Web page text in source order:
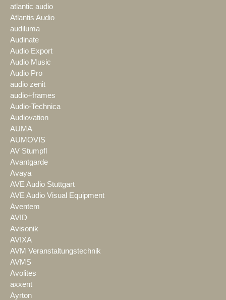
atlantic audio
Atlantis Audio
audiluma
Audinate
Audio Export
Audio Music
Audio Pro
audio zenit
audio+frames
Audio-Technica
Audiovation
AUMA
AUMOVIS
AV Stumpfl
Avantgarde
Avaya
AVE Audio Stuttgart
AVE Audio Visual Equipment
Aventem
AVID
Avisonik
AVIXA
AVM Veranstaltungstechnik
AVMS
Avolites
axxent
Ayrton